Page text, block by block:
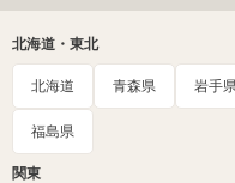
北海道・東北
北海道 青森県 岩手
福島県
関東